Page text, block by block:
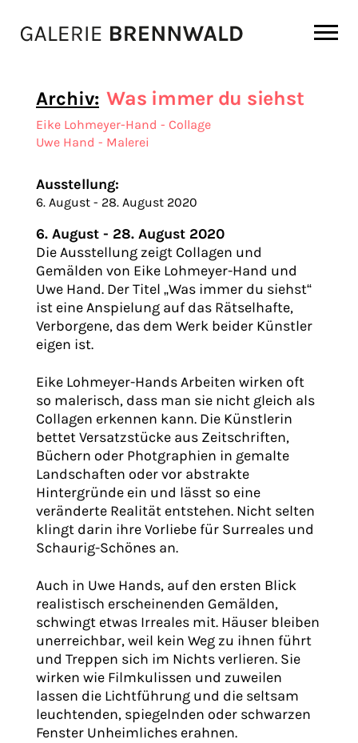
Archiv: Was immer du siehst
Eike Lohmeyer-Hand - Collage
Uwe Hand - Malerei
Ausstellung:
6. August - 28. August 2020
6. August - 28. August 2020
Die Ausstellung zeigt Collagen und
Gemälden von Eike Lohmeyer-Hand und
Uwe Hand. Der Titel „Was immer du siehst“
ist eine Anspielung auf das Rätselhafte,
Verborgene, das dem Werk beider Künstler
eigen ist.
Eike Lohmeyer-Hands Arbeiten wirken oft
so malerisch, dass man sie nicht gleich als
Collagen erkennen kann. Die Künstlerin
bettet Versatzstücke aus Zeitschriften,
Büchern oder Photgraphien in gemalte
Landschaften oder vor abstrakte
Hintergründe ein und lässt so eine
veränderte Realität entstehen. Nicht selten
klingt darin ihre Vorliebe für Surreales und
Schaurig-Schönes an.
Auch in Uwe Hands, auf den ersten Blick
realistisch erscheinenden Gemälden,
schwingt etwas Irreales mit. Häuser bleiben
unerreichbar, weil kein Weg zu ihnen führt
und Treppen sich im Nichts verlieren. Sie
wirken wie Filmkulissen und zuweilen
lassen die Lichtführung und die seltsam
leuchtenden, spiegelnden oder schwarzen
Fenster Unheimliches erahnen.